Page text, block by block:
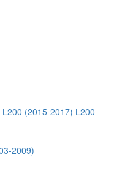
L200 (2015-2017) L200
2009)